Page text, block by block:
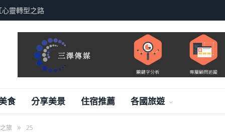
靈轉型之路
食 分享美景 住宿推薦 各國旅遊
旅 » 25